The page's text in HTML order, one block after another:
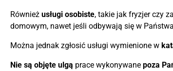
Również usługi osobiste, takie jak fryzjer czy
domowym, nawet jeśli odbywają się w
Można jednak zgłosić usługi wymienione w
Nie są objęte ulgą prace wykonywane poza